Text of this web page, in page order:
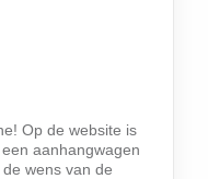
Op de website is
aanhangwagen
wens van de